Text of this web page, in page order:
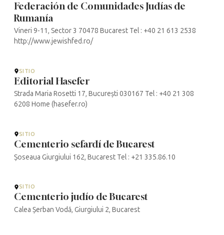
Federación de Comunidades Judías de
Rumanía
Vineri 9-11, Sector 3 70478 Bucarest Tel : +40 21 613 2538
http://www.jewishfed.ro/
SITIO
Editorial Hasefer
Strada Maria Rosetti 17, București 030167 Tel : +40 21 308
6208 Home (hasefer.ro)
SITIO
Cementerio sefardí de Bucarest
Șoseaua Giurgiului 162, Bucarest Tel : +21 335.86.10
SITIO
Cementerio judío de Bucarest
Calea Șerban Vodă, Giurgiului 2, Bucarest